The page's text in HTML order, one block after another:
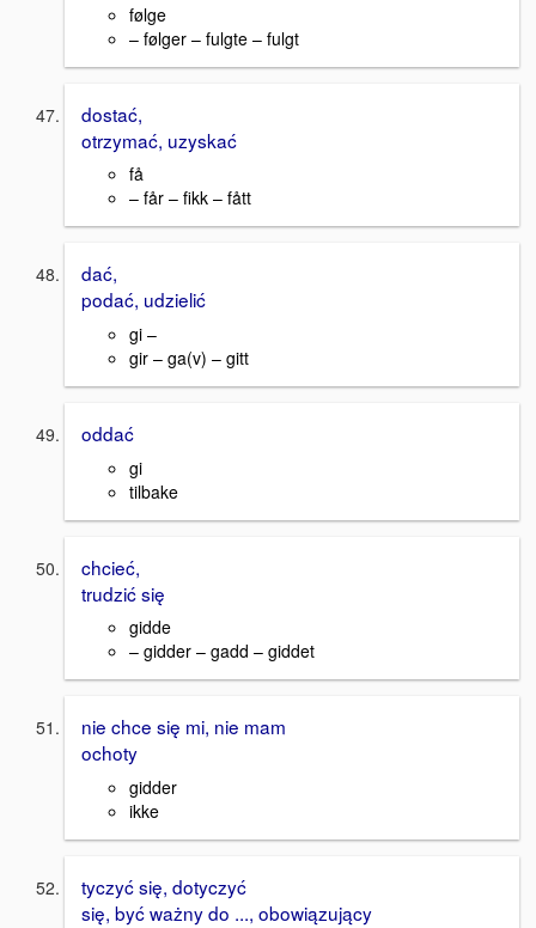
følge
– følger – fulgte – fulgt
dostać,
otrzymać, uzyskać
få
– får – fikk – fått
dać,
podać, udzielić
gi –
gir – ga(v) – gitt
oddać
gi
tilbake
chcieć,
trudzić się
gidde
– gidder – gadd – giddet
nie chce się mi, nie mam
ochoty
gidder
ikke
tyczyć się, dotyczyć
się, być ważny do ..., obowiązujący